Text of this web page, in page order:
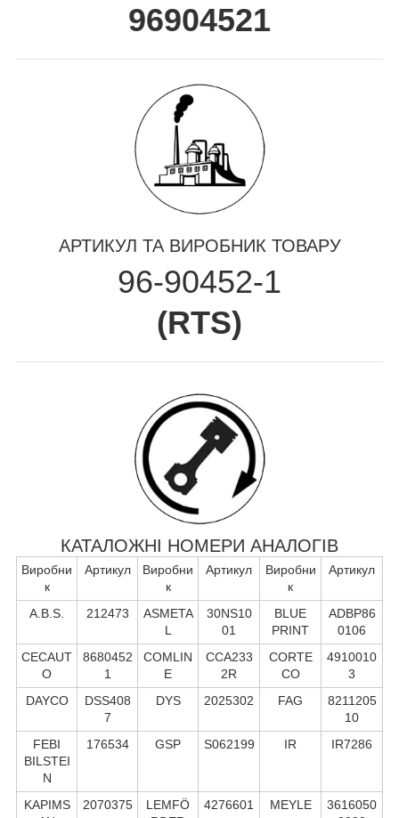
96904521
АРТИКУЛ ТА ВИРОБНИК ТОВАРУ
96-90452-1
(RTS)
КАТАЛОЖНІ НОМЕРИ АНАЛОГІВ
Виробни
к
Артикул
Виробни
к
Артикул
Виробни
к
Артикул
A.B.S. 212473
ASMETA
L
30NS10
01
BLUE
PRINT
ADBP86
0106
CECAUT
O
8680452
1
COMLIN
E
CCA233
2R
CORTE
CO
4910010
3
DAYCO
DSS408
7
DYS 2025302 FAG
8211205
10
FEBI
BILSTEI
N
176534 GSP S062199 IR IR7286
KAPIMS
2070375
LEMFÖ
4276601 MEYLE
3616050